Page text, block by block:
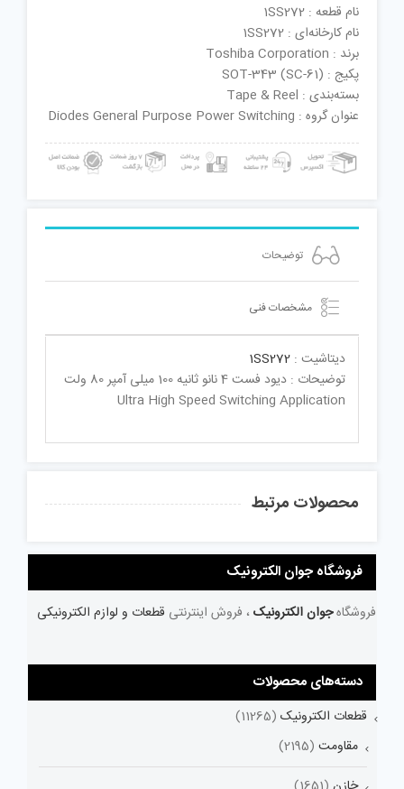
نام قطعه : 1SS272
نام کارخانه‌ای : 1SS272
برند : Toshiba Corporation
پکیج : SOT-343 (SC-61)
بسته‌بندی : Tape & Reel
عنوان گروه : Diodes General Purpose Power Switching
توضیحات
مشخصات فنی
دیتاشیت : 1SS272
توضیحات : دیود فست 4 نانو ثانیه 100 میلی آمپر 80 ولت
Ultra High Speed Switching Application
محصولات مرتبط
فروشگاه جوان الکترونیک
فروشگاهجوان الکترونیک ، فروش اینترنتی قطعات و لوازم الکترونیکی
دسته‌های محصولات
قطعات الکترونیک (11265)
مقاومت (2195)